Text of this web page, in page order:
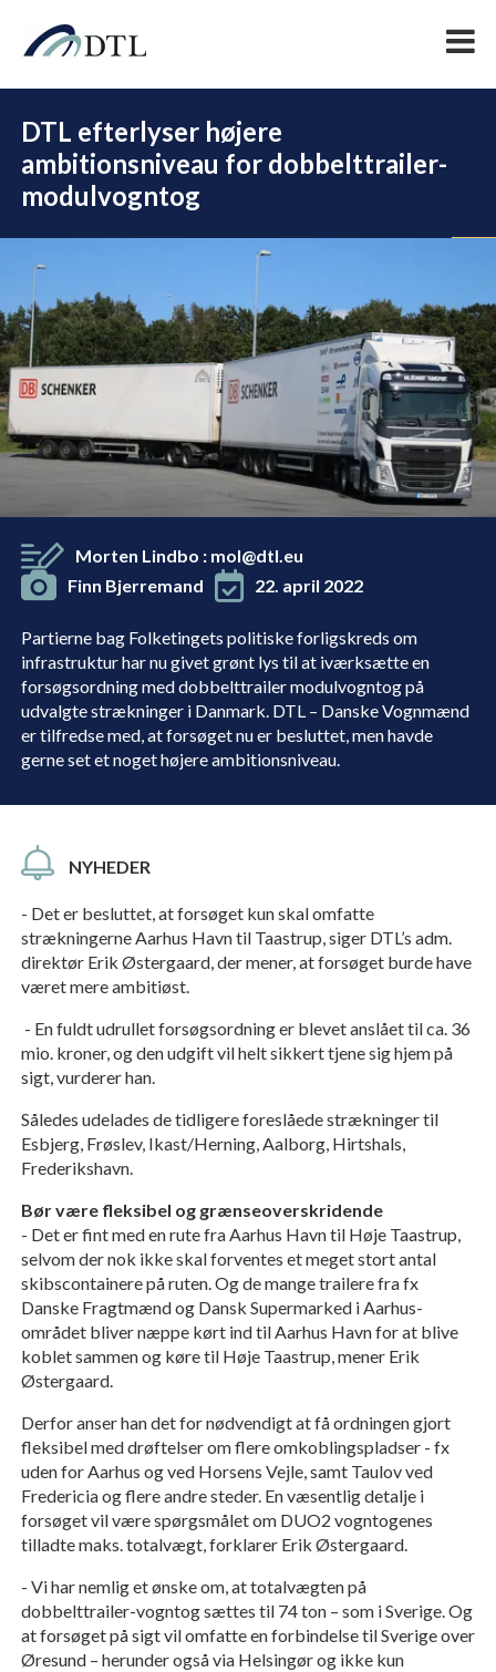
DEL
NYHEDER
DTL efterlyser højere
ambitionsniveau for dobbelttrailer-
modulvogntog
Partierne bag Folketingets politiske forligskreds om
infrastruktur har nu givet grønt lys til at iværksætte en
forsøgsordning med dobbelttrailer modulvogntog på
udvalgte strækninger i Danmark. DTL – Danske Vognmænd
er tilfredse med, at forsøget nu er besluttet, men havde
gerne set et noget højere ambitionsniveau.
Morten Lindbo : mol@dtl.eu
Finn Bjerremand
22. april 2022
- Det er besluttet, at forsøget kun skal omfatte
strækningerne Aarhus Havn til Taastrup, siger DTL’s adm.
direktør Erik Østergaard, der mener, at forsøget burde have
været mere ambitiøst.
- En fuldt udrullet forsøgsordning er blevet anslået til ca. 36
mio. kroner, og den udgift vil helt sikkert tjene sig hjem på
sigt, vurderer han.
Således udelades de tidligere foreslåede strækninger til
Esbjerg, Frøslev, Ikast/Herning, Aalborg, Hirtshals,
Frederikshavn.
Bør være fleksibel og grænseoverskridende
- Det er fint med en rute fra Aarhus Havn til Høje Taastrup,
selvom der nok ikke skal forventes et meget stort antal
skibscontainere på ruten. Og de mange trailere fra fx
Danske Fragtmænd og Dansk Supermarked i Aarhus-
området bliver næppe kørt ind til Aarhus Havn for at blive
koblet sammen og køre til Høje Taastrup, mener Erik
Østergaard.
Derfor anser han det for nødvendigt at få ordningen gjort
fleksibel med drøftelser om flere omkoblingspladser - fx
uden for Aarhus og ved Horsens Vejle, samt Taulov ved
Fredericia og flere andre steder. En væsentlig detalje i
forsøget vil være spørgsmålet om DUO2 vogntogenes
tilladte maks. totalvægt, forklarer Erik Østergaard.
- Vi har nemlig et ønske om, at totalvægten på
dobbelttrailer-vogntog sættes til 74 ton – som i Sverige. Og
at forsøget på sigt vil omfatte en forbindelse til Sverige over
Øresund – herunder også via Helsingør og ikke kun